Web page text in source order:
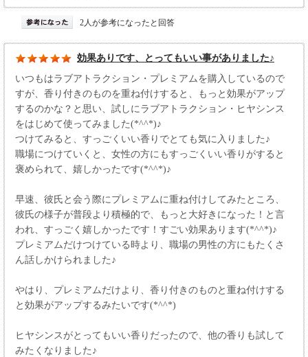
2人が参考になったと回答
効果ありです、とってもいい事がありました♪
いつもはラブアトラクション・プレミアムを購入しているので
すが、香り付きのものを重ね付けすると、もっと効果がアップ
するのかな？と思い、試しにラブアトラクション・ヒヤシンス
をはじめて使ってみました(*^^*)♪
つけてみると、すっごくいい香りでとても気に入りました♪
職場につけていくと、女性の方にもすっごくいい香りがすると
褒められて、嬉しかったです(*^^*)♪
早速、彼氏と会う際にプレミアムに重ね付けしてみたところ、
彼氏の様子が普段より積極的で、もっと大好きになった！と言
われ、すっごく嬉しかったです！すごい効果あります(*^^*)♪
プレミアムだけつけている時より、職場の男性の方にもたくさ
ん話しかけられました♪
やはり、プレミアムだけより、香り付きのものと重ね付けする
と効果がアップするみたいです(*^^*)
ヒヤシンスがとってもいい香りだったので、他の香りも試して
みたくなりました♪